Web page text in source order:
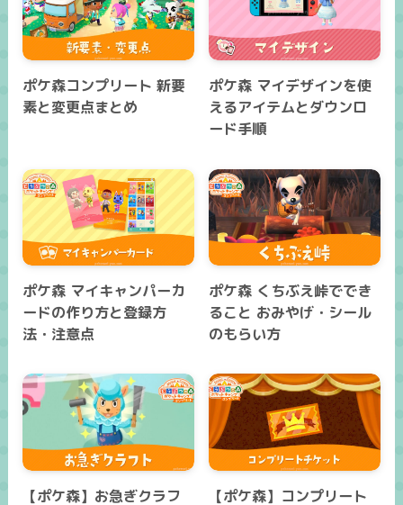
ポケ森コンプリート 新要
素と変更点まとめ
ポケ森 マイデザインを使
えるアイテムとダウンロ
ード手順
ポケ森 マイキャンパーカ
ードの作り方と登録方
法・注意点
ポケ森 くちぶえ峠ででき
ること おみやげ・シール
のもらい方
【ポケ森】お急ぎクラフ
【ポケ森】コンプリート